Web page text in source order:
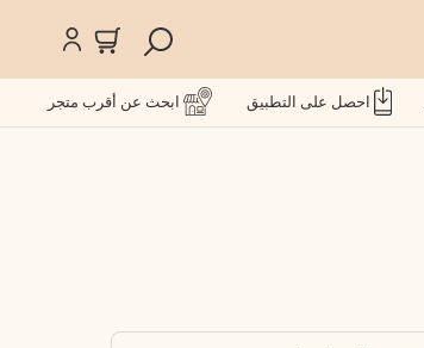
احصل على التطبيق ابحث عن أقرب متجر